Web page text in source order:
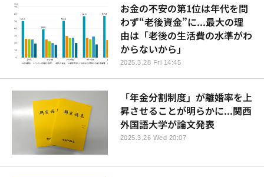
お金の不安の第1位は年代を問
わず“老後資金”に...最大の理
由は「老後の生活費の水準がわ
からないから」
2025.3.28 Fri 14:45
「年金分割制度」が離婚率を上
昇させることが明らかに...関西
外国語大学が論文発表
2025.3.26 Wed 20:07